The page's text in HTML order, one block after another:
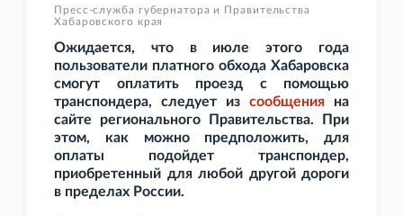
Пресс-служба губернатора и Правительства
Хабаровского края
Ожидается, что в июле этого года
пользователи платного обхода Хабаровска
смогут оплатить проезд с помощью
транспондера, следует из сообщения на
сайте регионального Правительства. При
этом, как можно предположить, для
оплаты подойдет транспондер,
приобретенный для любой другой дороги
в пределах России.